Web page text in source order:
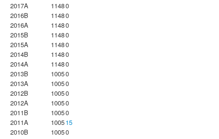
2017A
11480
2016B
11480
2016A
11480
2015B
11480
2015A
11480
2014B
11480
2014A
11480
2013B
10050
2013A
10050
2012B
10050
2012A
10050
2011B
10050
2011A
100515
2010B
10050